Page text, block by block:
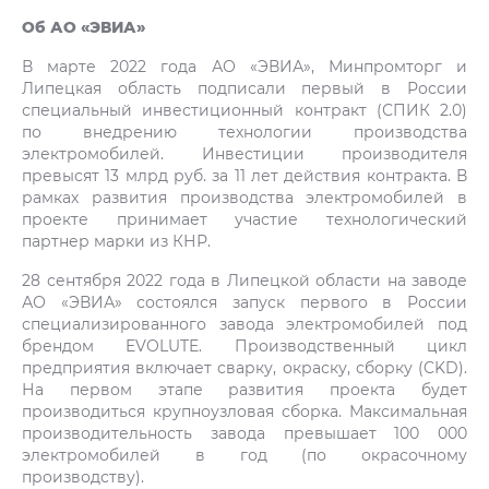
Об АО «ЭВИА»
В марте 2022 года АО «ЭВИА», Минпромторг и
Липецкая область подписали первый в России
специальный инвестиционный контракт (СПИК 2.0)
по внедрению технологии производства
электромобилей. Инвестиции производителя
превысят 13 млрд руб. за 11 лет действия контракта. В
рамках развития производства электромобилей в
проекте принимает участие технологический
партнер марки из КНР.
28 сентября 2022 года в Липецкой области на заводе
АО «ЭВИА» состоялся запуск первого в России
специализированного завода электромобилей под
брендом EVOLUTE. Производственный цикл
предприятия включает сварку, окраску, сборку (CKD).
На первом этапе развития проекта будет
производиться крупноузловая сборка. Максимальная
производительность завода превышает 100 000
электромобилей в год (по окрасочному
производству).